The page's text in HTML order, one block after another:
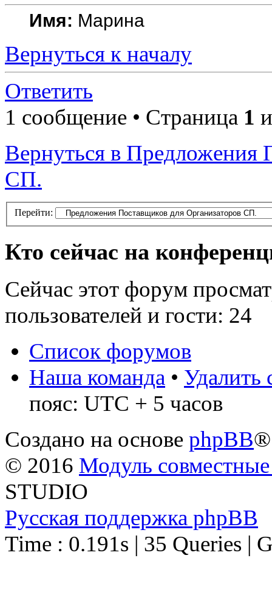
Имя: Марина
Вернуться к началу
Ответить
1 сообщение • Страница 1
Вернуться в Предложения
СП.
Перейти:
Кто сейчас на
Сейчас этот форум
пользователей и гости: 24
Список форумов
Наша команда • Удалить
пояс: UTC + 5 часов
Создано на основе phpBB®
© 2016 Модуль
STUDIO
Русская поддержка phpBB
Time : 0.191s | 35 Queries |